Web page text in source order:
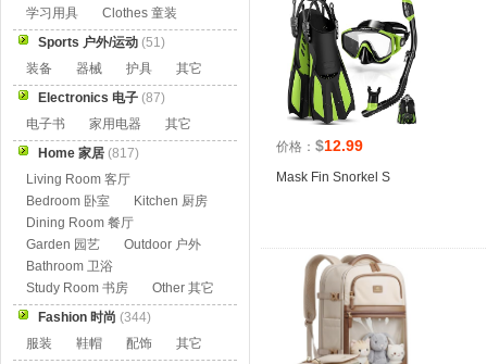
价格： $12.99
Mask Fin Snorkel S
学习用具
Clothes 童装
Sports 户外/运动 (51)
装备
器械 护具
其它
Electronics 电子 (87)
电子书
家用电器
其它
Home 家居 (817)
Living Room 客厅
Bedroom 卧室
Kitchen 厨房
Dining Room 餐厅
Garden 园艺
Outdoor 户外
Bathroom 卫浴
Study Room 书房
Other 其它
Fashion 时尚 (344)
服装
鞋帽 配饰
其它